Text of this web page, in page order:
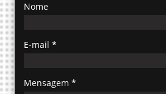
Nome
E-mail *
Mensagem *